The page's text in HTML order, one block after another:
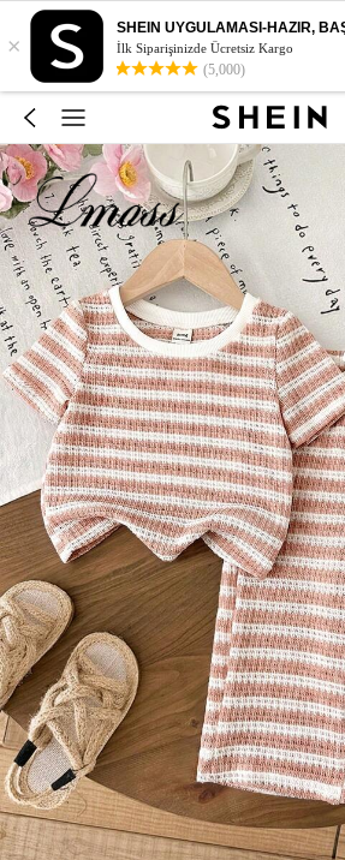
×
SHEIN UYGULAMASI-HAZIR,
İlk Siparişinizde Ücretsiz Kargo
(5,000)